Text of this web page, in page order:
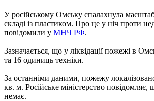
У російському Омську спалахнула
складі із пластиком. Про це у ніч проти
повідомили у МНЧ РФ.
Зазначається, що у ліквідації пожежі в
та 16 одиниць техніки.
За останніми даними, пожежу
кв. м. Російське міністерство
немає.